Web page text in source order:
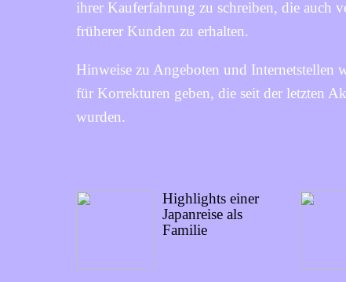
ihrer Kauferfahrung zu schreiben, die auch
früherer Kunden zu erhalten.
Hinweise zu Angeboten und Internetstellen
für Korrekturen geben, die seit der letzten
wurden.
Highlights einer
Japanreise als
Familie